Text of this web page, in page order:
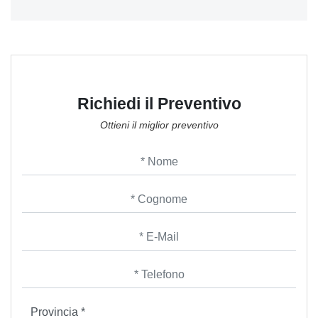
Richiedi il Preventivo
Ottieni il miglior preventivo